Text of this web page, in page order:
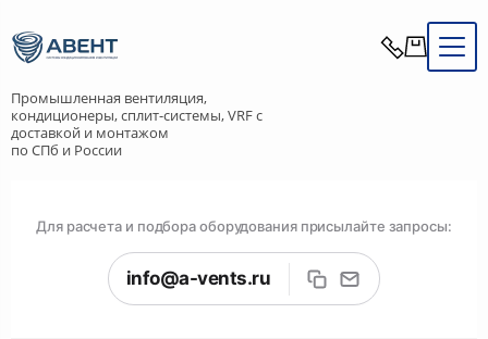
Промышленная вентиляция,
кондиционеры, сплит-системы, VRF с
доставкой и монтажом
по СПб и России
Для расчета и подбора оборудования присылайте запросы:
info@a-vents.ru